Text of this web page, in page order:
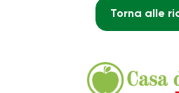
Torna alle